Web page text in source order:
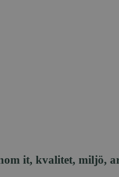
it, kvalitet, miljö,